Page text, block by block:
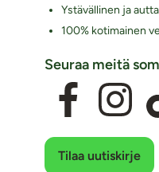
Ystävällinen ja
100% kotimainen
Seuraa meitä
Tilaa uutiskirje